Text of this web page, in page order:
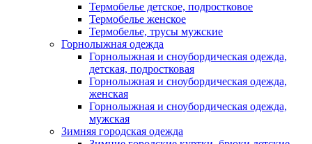
Термобелье детское, подростковое
Термобелье женское
Термобелье, трусы мужские
Горнолыжная одежда
Горнолыжная и сноубордическая одежда,
детская, подростковая
Горнолыжная и сноубордическая одежда,
женская
Горнолыжная и сноубордическая одежда,
мужская
Зимняя городская одежда